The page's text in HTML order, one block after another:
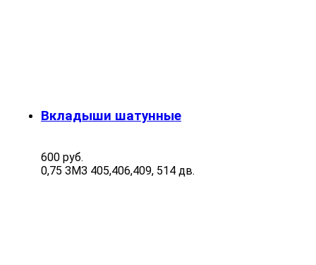
Вкладыши шатунные
600 руб.
0,75 ЗМЗ 405,406,409, 514 дв.